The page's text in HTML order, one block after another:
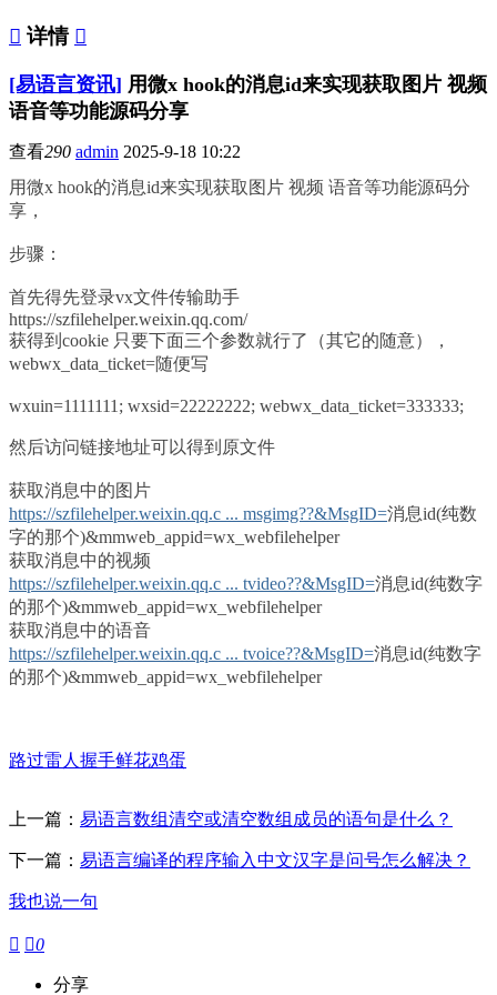
 详情 
[易语言资讯] 用微x hook的消息id来实现获取图片 视频
语音等功能源码分享
查看290 admin 2025-9-18 10:22
用微x hook的消息id来实现获取图片 视频 语音等功能源码分
享，
步骤：
首先得先登录vx文件传输助手
https://szfilehelper.weixin.qq.com/
获得到cookie 只要下面三个参数就行了（其它的随意），
webwx_data_ticket=随便写
wxuin=1111111; wxsid=22222222; webwx_data_ticket=333333;
然后访问链接地址可以得到原文件
获取消息中的图片
https://szfilehelper.weixin.qq.c ... msgimg??&MsgID=消息id(纯数
字的那个)&mmweb_appid=wx_webfilehelper
获取消息中的视频
https://szfilehelper.weixin.qq.c ... tvideo??&MsgID=消息id(纯数字
的那个)&mmweb_appid=wx_webfilehelper
获取消息中的语音
https://szfilehelper.weixin.qq.c ... tvoice??&MsgID=消息id(纯数字
的那个)&mmweb_appid=wx_webfilehelper
路过雷人握手鲜花鸡蛋
上一篇： 易语言数组清空或清空数组成员的语句是什么？
下一篇： 易语言编译的程序输入中文汉字是问号怎么解决？
我也说一句
 0
分享